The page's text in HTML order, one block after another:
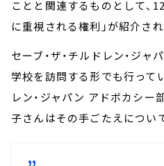
ことと関連するものとして、
に重視される権利」が紹介され
セーブ・ザ・チルドレン・ジャ
学校を訪問する形でも行って
レン・ジャパン アドボカシー
子さんはその手ごたえについ